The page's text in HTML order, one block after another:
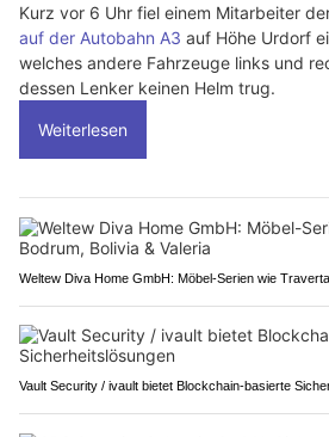
Kurz vor 6 Uhr fiel einem Mitarbeiter
auf der Autobahn A3 auf Höhe Urdorf
welches andere Fahrzeuge links und
dessen Lenker keinen Helm trug.
Weiterlesen
Weltew Diva Home GmbH: Möbel-Serien wie
Vault Security / ivault bietet Blockchain-basierte